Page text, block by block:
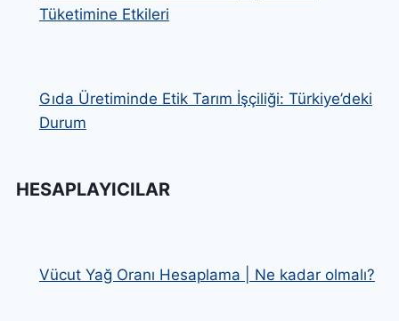
Tüketimine Etkileri
Gıda Üretiminde Etik Tarım İşçiliği: Türkiye’deki
Durum
HESAPLAYICILAR
Vücut Yağ Oranı Hesaplama | Ne kadar olmalı?